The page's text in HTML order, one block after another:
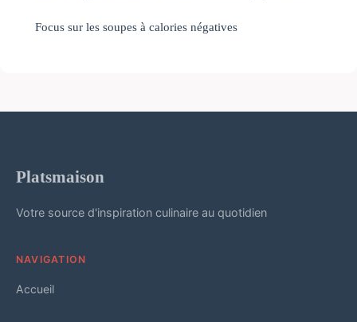
Focus sur les soupes à calories négatives
Platsmaison
Votre source d'inspiration culinaire au quotidien
NAVIGATION
Accueil